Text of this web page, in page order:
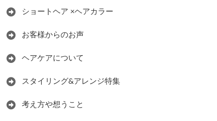
ショートヘア ×ヘアカラー
お客様からのお声
ヘアケアについて
スタイリング&アレンジ特集
考え方や想うこと